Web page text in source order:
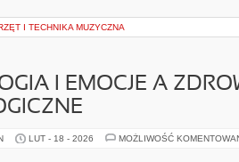
I TECHNIKA MUZYCZNA
I EMOCJE A
LUT - 18 - 2026 MOŻLIWOŚĆ